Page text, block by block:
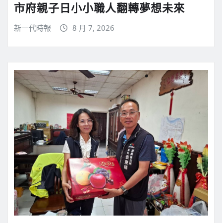
市府親子日小小職人翻轉夢想未來
新一代時報 8 月 7, 2026